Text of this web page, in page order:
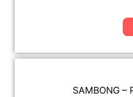
SAMBONG –